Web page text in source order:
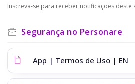
Inscreva-se para receber notificações deste
Segurança no Personare
App | Termos de Uso | EN